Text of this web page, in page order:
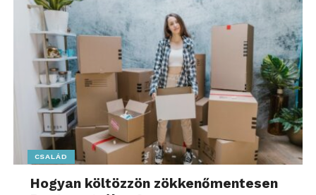
CSALÁD
Hogyan költözzön zökkenőmentesen